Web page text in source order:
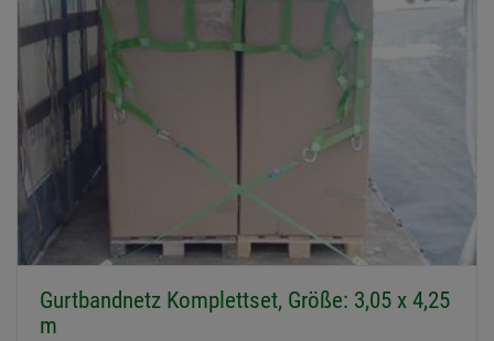
Gurtbandnetz Komplettset, Größe: 3,05 x 4,25
m